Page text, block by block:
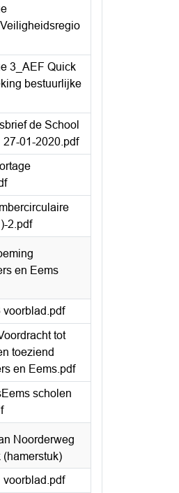
3_AEF Quick
bestuurlijke
de School
01-2020.pdf
2.pdf
en Eems
voorblad.pdf
tot
toeziend
en Eems.pdf
scholen
Noorderweg
voorblad.pdf